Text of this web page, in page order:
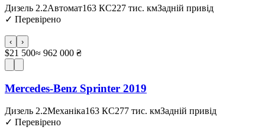
Дизель 2.2Автомат163 КС227 тис. кмЗадній привід
✓ Перевірено
‹ ›
$21 500≈ 962 000 ₴
Mercedes-Benz Sprinter 2019
Дизель 2.2Механіка163 КС277 тис. кмЗадній привід
✓ Перевірено